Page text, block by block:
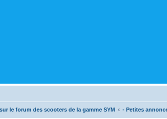
le forum des scooters de la gamme SYM - Petites